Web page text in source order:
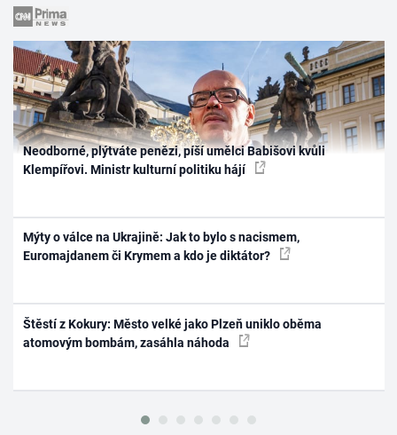
Neodborné, plýtváte penězi, píší umělci Babišovi kvůli
Klempířovi. Ministr kulturní politiku hájí
Mýty o válce na Ukrajině: Jak to bylo s nacismem,
Euromajdanem či Krymem a kdo je diktátor?
Štěstí z Kokury: Město velké jako Plzeň uniklo oběma
atomovým bombám, zasáhla náhoda